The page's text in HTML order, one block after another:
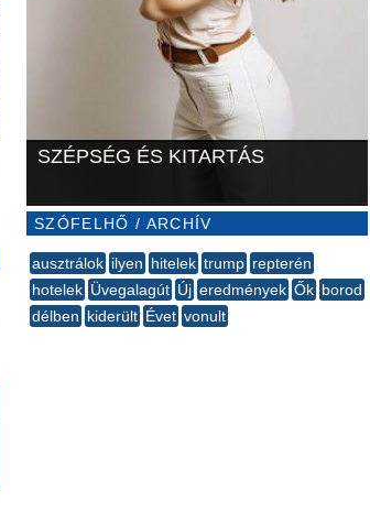
SZÉPSÉG ÉS KITARTÁS
SZÓFELHŐ / ARCHÍV
ausztrálok ilyen hitelek trump repterén
hotelek Üvegalagút Új eredmények Ők borod
délben kiderült Évet vonult